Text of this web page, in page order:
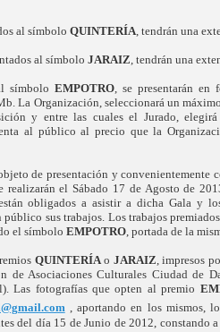
al símbolo QUINTERÍA, tendrán una
al símbolo JARAIZ, tendrán una
símbolo EMPOTRO, se presentarán
La Organización, seleccionará un
y entre las cuales el Jurado,
al público al precio que la
de presentación y convenientemente
realizarán el Sábado 17 de Agosto de
obligados a asistir a dicha Gala y
público sus trabajos. Los trabajos
el símbolo EMPOTRO, portada de la
QUINTERÍAo JARAIZ, impresos
de Asociaciones Culturales Ciudad de
Las fotografías que opten al premio
, aportando en los mismos,
del día 15 de Junio de 2012, constando